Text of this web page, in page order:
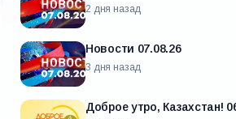
2 дня назад
Новости 07.08.26
3 дня назад
Доброе утро, Казахстан!